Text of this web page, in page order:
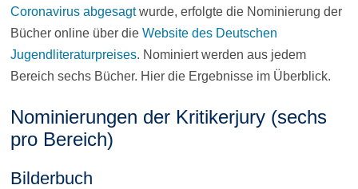
Coronavirus abgesagtwurde, erfolgte die Nominierung der
Bücher online über die Website des Deutschen
Jugendliteraturpreises. Nominiert werden aus jedem
Bereich sechs Bücher. Hier die Ergebnisse im Überblick.
Nominierungen der Kritikerjury (sechs
pro Bereich)
Bilderbuch